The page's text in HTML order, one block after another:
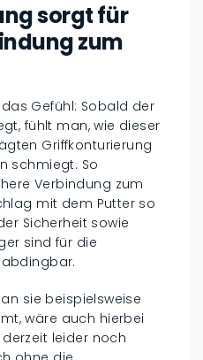
sorgt für
zum
Gefühl: Sobald der
fühlt man, wie dieser
Griffkonturierung
schmiegt. So
Verbindung zum
mit dem Putter so
Sicherheit sowie
sind für die
sie beispielsweise
wäre auch hierbei
leider noch